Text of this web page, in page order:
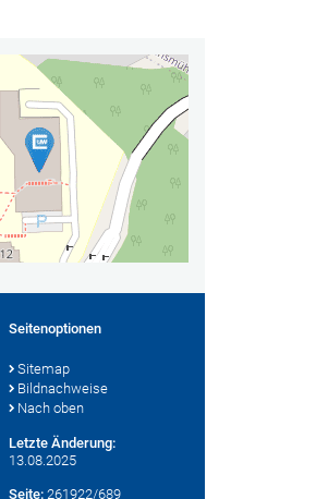
Seitenoptionen
Sitemap
Bildnachweise
Nach oben
Letzte Änderung:
13.08.2025
Seite: 261922/689